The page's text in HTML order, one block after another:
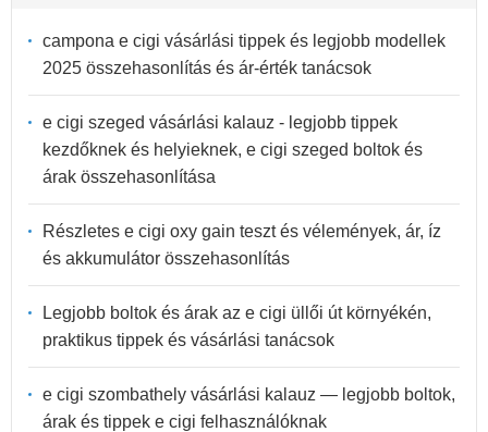
campona e cigi vásárlási tippek és legjobb modellek
2025 összehasonlítás és ár-érték tanácsok
e cigi szeged vásárlási kalauz - legjobb tippek
kezdőknek és helyieknek, e cigi szeged boltok és
árak összehasonlítása
Részletes e cigi oxy gain teszt és vélemények, ár, íz
és akkumulátor összehasonlítás
Legjobb boltok és árak az e cigi üllői út környékén,
praktikus tippek és vásárlási tanácsok
e cigi szombathely vásárlási kalauz — legjobb boltok,
árak és tippek e cigi felhasználóknak